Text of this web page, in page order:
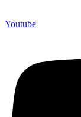
Youtube